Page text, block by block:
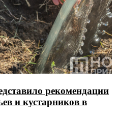
рекомендации
и кустарников в